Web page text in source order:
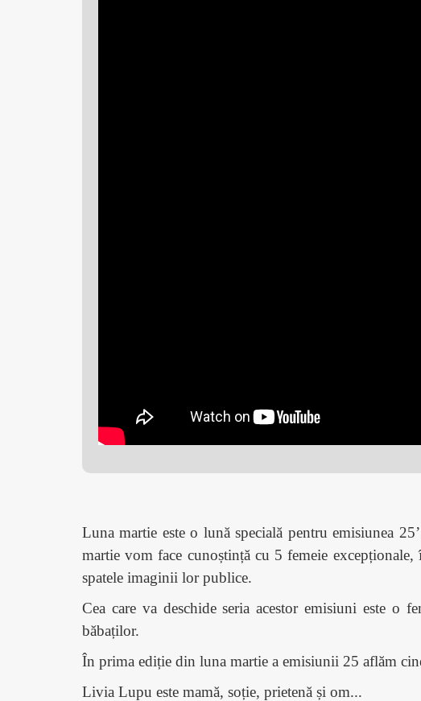
Luna martie este o lună specială pentru emisiunea
martie vom face cunoștință cu 5 femeie
spatele imaginii lor publice.
Cea care va deschide seria acestor emisiuni este o
băbaților.
În prima ediție din luna martie a emisiunii 25 aflăm
Livia Lupu este mamă, soție, prietenă și om...